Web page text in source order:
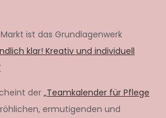
ist das Grundlagenwerk
klar! Kreativ und individuell
der „Teamkalender für Pflege
ermutigenden und